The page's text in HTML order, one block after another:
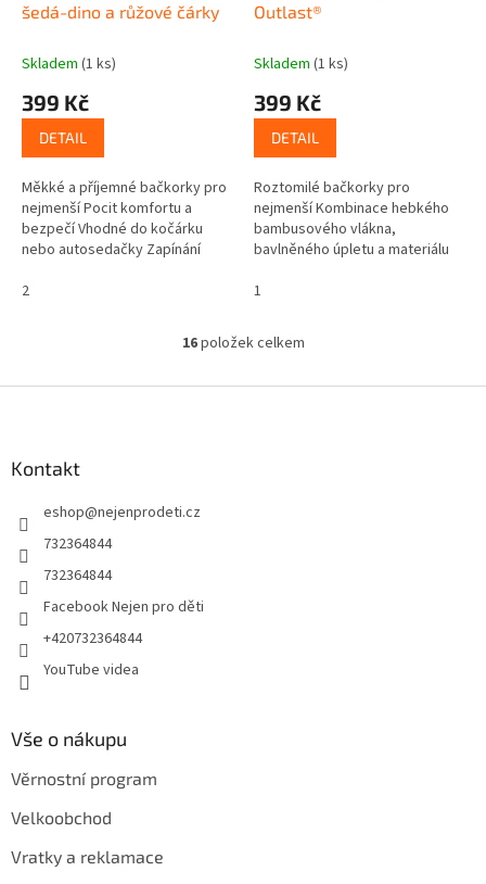
šedá-dino a růžové čárky
Skladem (1 ks)
399 Kč
DETAIL
Měkké a příjemné bačkorky pro
nejmenší Pocit komfortu a
bezpečí Vhodné do kočárku
nebo autosedačky Zapínání
Vrchní stranu tvoří měkký
2
Outlast®
Skladem (1 ks)
399 Kč
DETAIL
Roztomilé bačkorky pro
nejmenší Kombinace hebkého
bambusového vlákna,
bavlněného úpletu a materiálu
díky materiálu Outlast® regulují
1
O
l
16položek celkem
Kontakt
eshop@nejenprodeti.cz
732364844
732364844
Facebook Nejen pro děti
+420732364844
YouTube videa
Vše o nákupu
Věrnostní program
Velkoobchod
Vratky a reklamace